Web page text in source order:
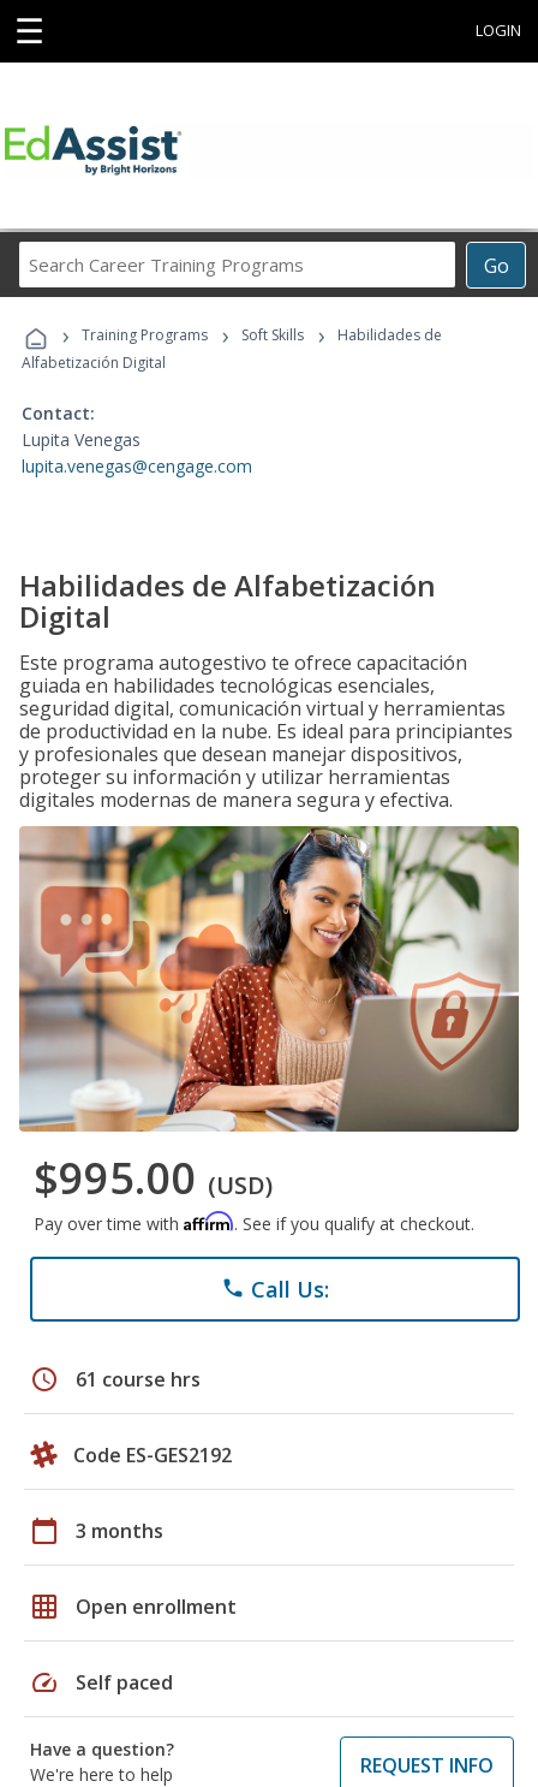
☰ LOGIN
Go
Career
Programs
› Training Programs › Soft Skills ›
Habilidades de
Alfabetización Digital
Contact:
Lupita Venegas
lupita.venegas@cengage.com
Habilidades de Alfabetización
Digital
Este programa autogestivo te ofrece capacitación
guiada en habilidades tecnológicas esenciales,
seguridad digital, comunicación virtual y herramientas
de productividad en la nube. Es ideal para principiantes
y profesionales que desean manejar dispositivos,
proteger su información y utilizar herramientas
digitales modernas de manera segura y efectiva.
$995.00 (USD)
Pay over time with Affirm. See if you qualify at checkout.
phone Call Us:
schedule 61 course hrs
Code ES-GES2192
calendar_today 3 months
grid_on Open enrollment
speed Self paced
Have a question?
We're here to help
REQUEST INFO